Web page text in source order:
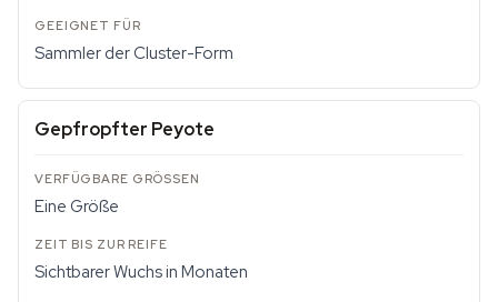
Sammler der Cluster-Form
Gepfropfter Peyote
Eine Größe
Sichtbarer Wuchs in Monaten